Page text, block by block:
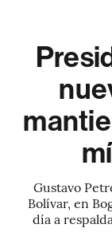
Gustavo
Bolívar, en
día a